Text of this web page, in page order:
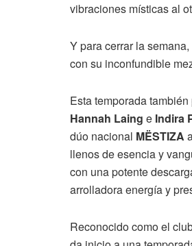
vibraciones místicas al
Y para cerrar la
con su inconfundible
Esta temporada
Hannah Laing e Indira
dúo nacional MËSTIZA
llenos de esencia y
con una potente
arrolladora energía y
Reconocido como el